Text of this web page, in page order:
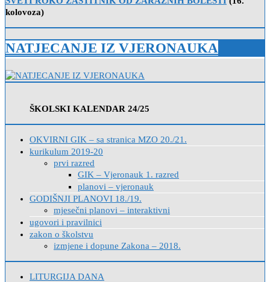
kolovoza)
NATJECANJE IZ VJERONAUKA
ŠKOLSKI KALENDAR 24/25
OKVIRNI GIK – sa stranica MZO 20./21.
kurikulum 2019-20
prvi razred
GIK – Vjeronauk 1. razred
planovi – vjeronauk
GODIŠNJI PLANOVI 18./19.
mjesečni planovi – interaktivni
ugovori i pravilnici
zakon o školstvu
izmjene i dopune Zakona – 2018.
LITURGIJA DANA